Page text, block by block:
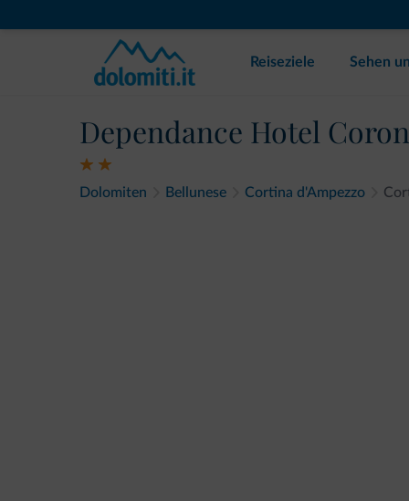
Reiseziele Sehen
Dependance Hotel
Dolomiten Bellunese Cortina d'Ampezzo